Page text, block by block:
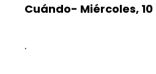
Cuándo- Miércoles,
.